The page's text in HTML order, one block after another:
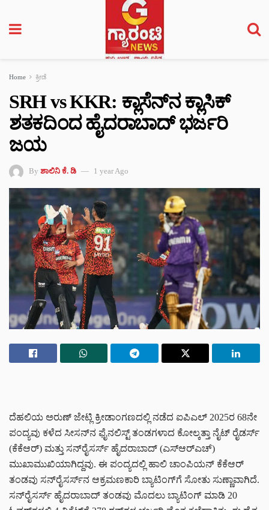
Home ಕ್ರೀಡೆ
SRH vs KKR: ಕ್ಲಾಸೆನ್‌ನ ಕ್ಲಾಸಿಕ್
ಶತಕದಿಂದ ಹೈದರಾಬಾದ್‌ ಭರ್ಜರಿ
ಜಯ
By ಶಾಲಿನಿ ಕೆ. ಡಿ 1 year Ago
ದೆಹಲಿಯ ಅರುಣ್ ಜೇಟ್ಲಿ ಕ್ರೀಡಾಂಗಣದಲ್ಲಿ ನಡೆದ ಐಪಿಎಲ್ 2025ರ 68ನೇ
ಪಂದ್ಯವು ಕಳೆದ ಸೀಸನ್‌ನ ಫೈನಲಿಸ್ಟ್‌ ತಂಡಗಳಾದ ಕೋಲ್ಕತ್ತಾ ನೈಟ್ ರೈಡರ್ಸ್
(ಕೆಕೆಆರ್) ಮತ್ತು ಸನ್‌ರೈಸರ್ಸ್ ಹೈದರಾಬಾದ್ (ಎಸ್‌ಆರ್‌ಎಚ್)
ಮುಖಾಮುಖಿಯಾಗಿದ್ದವು. ಈ ಪಂದ್ಯದಲ್ಲಿ ಹಾಲಿ ಚಾಂಪಿಯನ್ ಕೆಕೆಆರ್
ತಂಡವು ಸನ್‌ರೈಸರ್ಸ್‌ನ ಆಕ್ರಮಣಕಾರಿ ಬ್ಯಾಟಿಂಗ್‌ಗೆ ಸೋತು ಸುಣ್ಣಾವಾಗಿದೆ.
ಸನ್‌ರೈಸರ್ಸ್ ಹೈದರಾಬಾದ್‌ ತಂಡವು ಮೊದಲು ಬ್ಯಾಟಿಂಗ್ ಮಾಡಿ 20